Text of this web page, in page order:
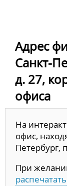
Адрес
Санкт-
д. 27,
офиса
На
офис,
Петербург,
При
распечатать